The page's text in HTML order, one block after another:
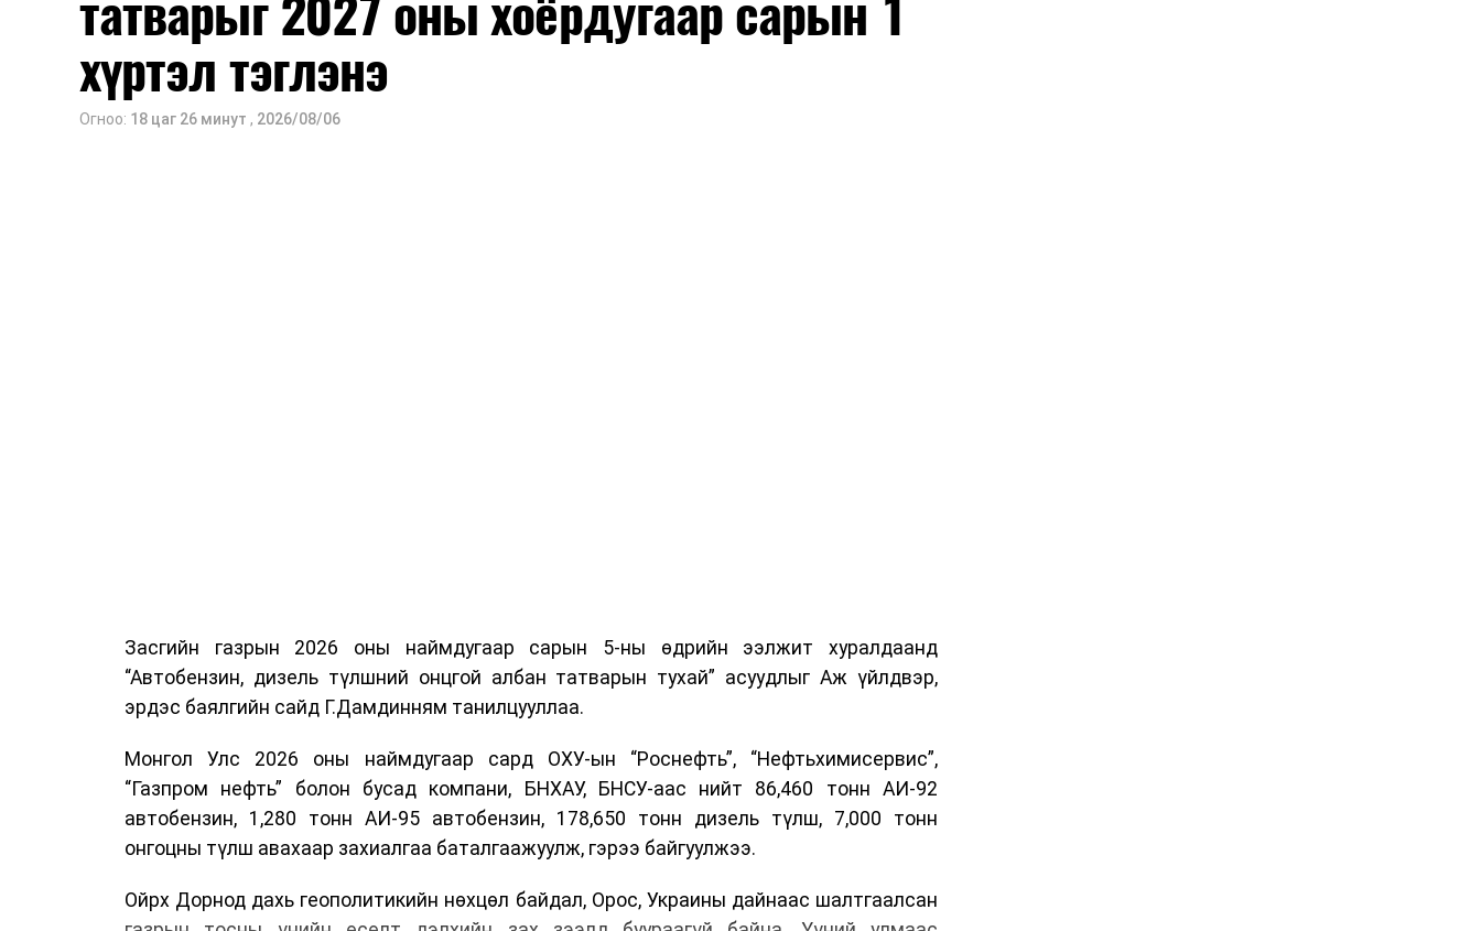
хүртэл тэглэнэ
Огноо: 18 цаг 26 минут , 2026/08/06
Засгийн газрын 2026 оны наймдугаар сарын 5-ны өдрийн ээлжит хуралдаанд
“Автобензин, дизель түлшний онцгой албан татварын тухай” асуудлыг Аж үйлдвэр,
эрдэс баялгийн сайд Г.Дамдинням танилцууллаа.
Монгол Улс 2026 оны наймдугаар сард ОХУ-ын “Роснефть”, “Нефтьхимисервис”,
“Газпром нефть” болон бусад компани, БНХАУ, БНСУ-аас нийт 86,460 тонн АИ-92
автобензин, 1,280 тонн АИ-95 автобензин, 178,650 тонн дизель түлш, 7,000 тонн
онгоцны түлш авахаар захиалгаа баталгаажуулж, гэрээ байгуулжээ.
Ойрх Дорнод дахь геополитикийн нөхцөл байдал, Орос, Украины дайнаас шалтгаалсан